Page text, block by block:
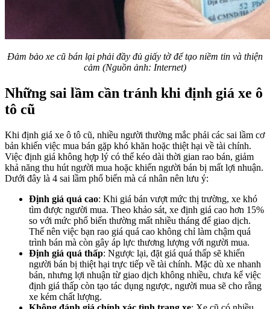
Đảm bảo xe cũ bán lại phải đầy đủ giấy tờ để tạo niềm tin và thiện
cảm (Nguồn ảnh: Internet)
Những sai lầm cần tránh khi định giá xe ô
tô cũ
Khi định giá xe ô tô cũ, nhiều người thường mắc phải các sai lầm cơ
bản khiến việc mua bán gặp khó khăn hoặc thiệt hại về tài chính.
Việc định giá không hợp lý có thể kéo dài thời gian rao bán, giảm
khả năng thu hút người mua hoặc khiến người bán bị mất lợi nhuận.
Dưới đây là 4 sai lầm phổ biến mà cá nhân nên lưu ý:
Định giá quá cao: Khi giá bán vượt mức thị trường, xe khó
tìm được người mua. Theo khảo sát, xe định giá cao hơn 15%
so với mức phổ biến thường mất nhiều tháng để giao dịch.
Thế nên việc bạn rao giá quá cao không chỉ làm chậm quá
trình bán mà còn gây áp lực thương lượng với người mua.
Định giá quá thấp: Ngược lại, đặt giá quá thấp sẽ khiến
người bán bị thiệt hại trực tiếp về tài chính. Mặc dù xe nhanh
bán, nhưng lợi nhuận từ giao dịch không nhiều, chưa kể việc
định giá thấp còn tạo tác dụng ngược, người mua sẽ cho rằng
xe kém chất lượng.